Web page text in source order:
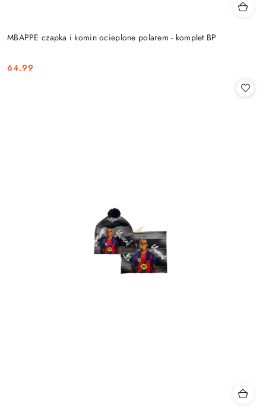
MBAPPE czapka i komin ocieplone polarem - komplet BP
Cena:
64.99